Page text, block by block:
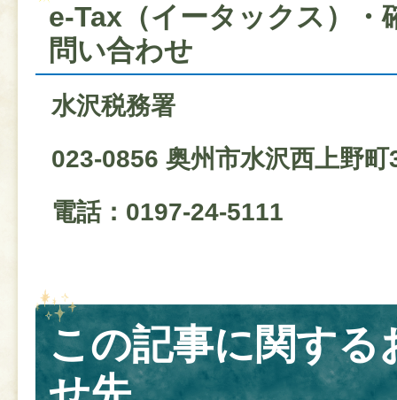
e‐Tax（イータックス）・
問い合わせ
水沢税務署
023-0856 奥州市水沢西上野町
電話：0197-24-5111
この記事に関する